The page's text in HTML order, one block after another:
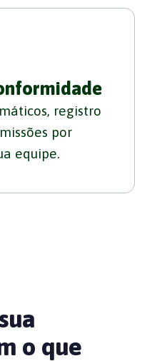
registro
por
equipe.
o que